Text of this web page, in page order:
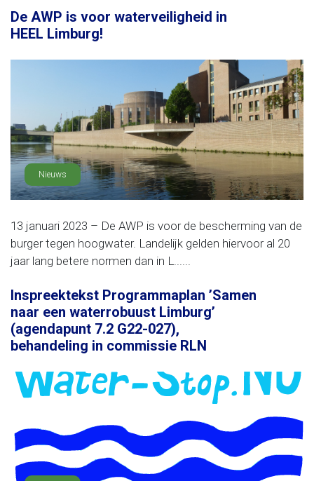
De AWP is voor waterveiligheid in
HEEL Limburg!
Nieuws
13 januari 2023 – De AWP is voor de bescherming van de
burger tegen hoogwater. Landelijk gelden hiervoor al 20
jaar lang betere normen dan in L......
Inspreektekst Programmaplan ’Samen
naar een waterrobuust Limburg’
(agendapunt 7.2 G22-027),
behandeling in commissie RLN